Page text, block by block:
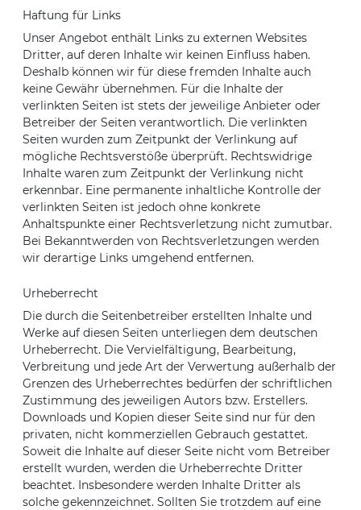
Haftung für Links
Unser Angebot enthält Links zu externen Websites
Dritter, auf deren Inhalte wir keinen Einfluss haben.
Deshalb können wir für diese fremden Inhalte auch
keine Gewähr übernehmen. Für die Inhalte der
verlinkten Seiten ist stets der jeweilige Anbieter oder
Betreiber der Seiten verantwortlich. Die verlinkten
Seiten wurden zum Zeitpunkt der Verlinkung auf
mögliche Rechtsverstöße überprüft. Rechtswidrige
Inhalte waren zum Zeitpunkt der Verlinkung nicht
erkennbar. Eine permanente inhaltliche Kontrolle der
verlinkten Seiten ist jedoch ohne konkrete
Anhaltspunkte einer Rechtsverletzung nicht zumutbar.
Bei Bekanntwerden von Rechtsverletzungen werden
wir derartige Links umgehend entfernen.
Urheberrecht
Die durch die Seitenbetreiber erstellten Inhalte und
Werke auf diesen Seiten unterliegen dem deutschen
Urheberrecht. Die Vervielfältigung, Bearbeitung,
Verbreitung und jede Art der Verwertung außerhalb der
Grenzen des Urheberrechtes bedürfen der schriftlichen
Zustimmung des jeweiligen Autors bzw. Erstellers.
Downloads und Kopien dieser Seite sind nur für den
privaten, nicht kommerziellen Gebrauch gestattet.
Soweit die Inhalte auf dieser Seite nicht vom Betreiber
erstellt wurden, werden die Urheberrechte Dritter
beachtet. Insbesondere werden Inhalte Dritter als
solche gekennzeichnet. Sollten Sie trotzdem auf eine